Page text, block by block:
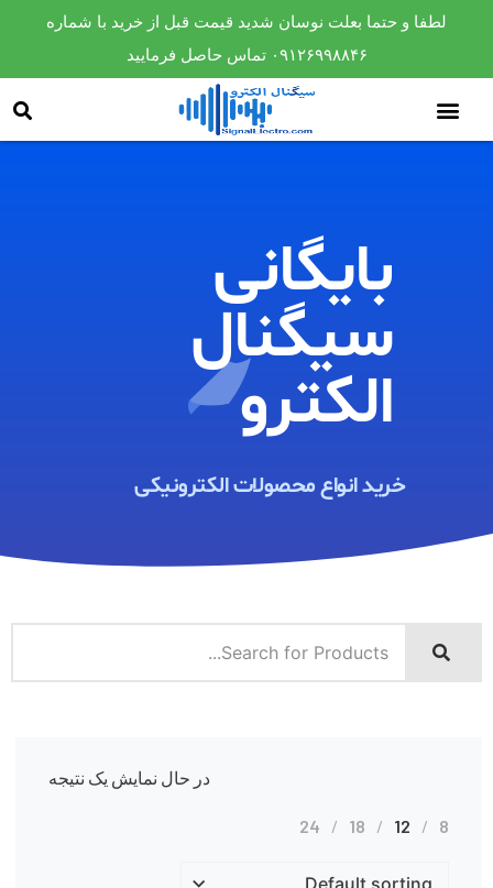
لطفا و حتما بعلت نوسان شدید قیمت قبل از خرید با شماره
۰۹۱۲۶۹۹۸۸۴۶ تماس حاصل فرمایید
بایگانی
سیگنال
الکترو​
خرید انواع محصولات الکترونیکی ​
در حال نمایش یک نتیجه
8
12
18
24